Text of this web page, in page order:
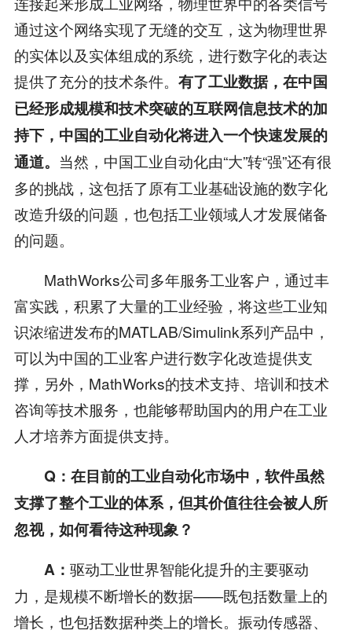
通过这个网络实现了无缝的交互，这为物理世界
的实体以及实体组成的系统，进行数字化的表达
提供了充分的技术条件。 有了工业数据，在中国
已经形成规模和技术突破的互联网信息技术的加
持下，中国的工业自动化将进入一个快速发展的
通道。 当然，中国工业自动化由“大”转“强”还有很
多的挑战，这包括了原有工业基础设施的数字化
改造升级的问题，也包括工业领域人才发展储备
的问题。
MathWorks公司多年服务工业客户，通过丰
富实践，积累了大量的工业经验，将这些工业知
识浓缩进发布的MATLAB/Simulink系列产品中，
可以为中国的工业客户进行数字化改造提供支
撑，另外，MathWorks的技术支持、培训和技术
咨询等技术服务，也能够帮助国内的用户在工业
人才培养方面提供支持。
Q：在目前的工业自动化市场中，软件虽然
支撑了整个工业的体系，但其价值往往会被人所
忽视，如何看待这种现象？
A： 驱动工业世界智能化提升的主要驱动
力，是规模不断增长的数据——既包括数量上的
增长，也包括数据种类上的增长。振动传感器、